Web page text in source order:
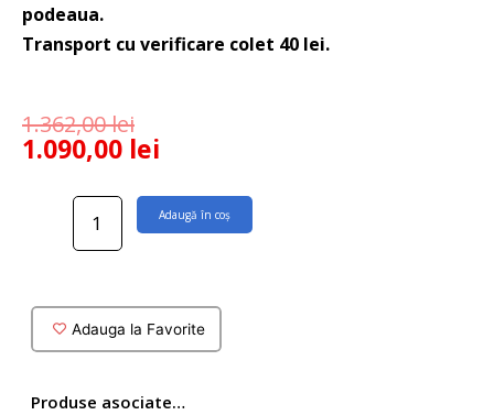
podeaua.
Transport cu verificare colet 40 lei.
1.362,00lei
1.090,00 lei
Cantitate
200
Adaugă în coș
Adauga la Favorite
Produse asociate…